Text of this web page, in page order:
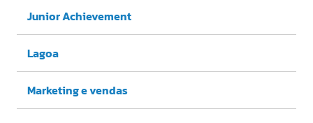
Junior Achievement
Lagoa
Marketing e vendas